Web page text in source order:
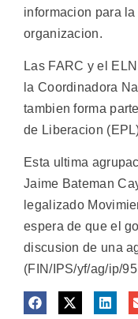
informacion para
organizacion.
Las FARC y el
la Coordinadora
tambien forma
de Liberacion
Esta ultima
Jaime Bateman
legalizado
espera de que el
discusion de una
(FIN/IPS/yf/ag/ip/95